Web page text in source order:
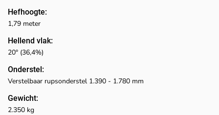
Hefhoogte:
Hellend vlak:
1,79 meter
20° (36,4%)
Onderstel:
Verstelbaar rupsonderstel 1.390 - 1.780 mm
2.350 kg
Gewicht: